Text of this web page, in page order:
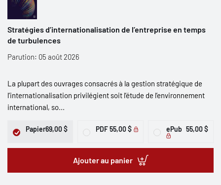
Stratégies d’internationalisation de l’entreprise en temps
de turbulences
Parution: 05 août 2026
La plupart des ouvrages consacrés à la gestion stratégique de
l’internationalisation privilégient soit l’étude de l’environnement
international, so...
Papier69,00 $ PDF 55,00 $ ePub 55,00 $
Ajouter au panier